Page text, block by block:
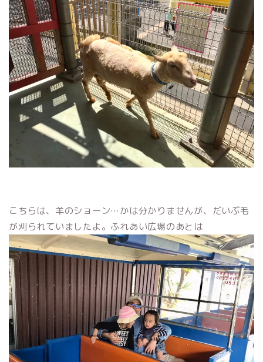
こちらは、羊のショーン…かは分かりませんが、だいぶ毛
が刈られていましたよ。ふれあい広場のあとは